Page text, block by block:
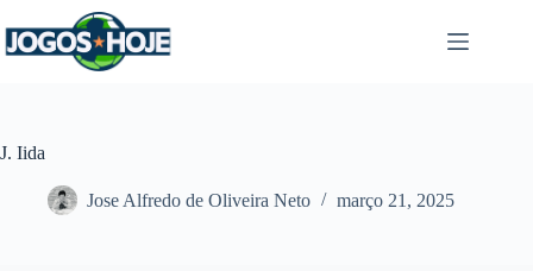
para
o
J. Iida
Jose Alfredo de Oliveira Neto março 21, 2025